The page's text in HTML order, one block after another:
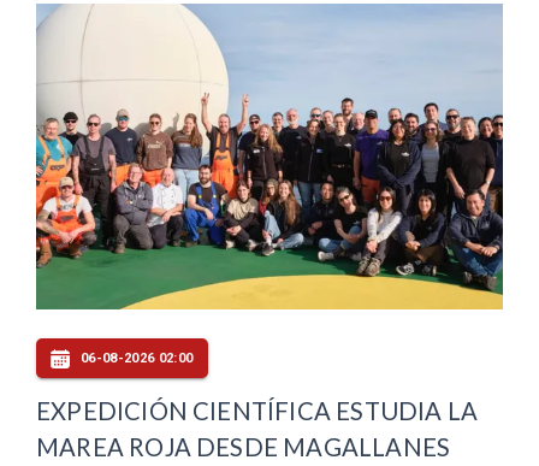
06-08-2026 02:00
EXPEDICIÓN CIENTÍFICA ESTUDIA LA
MAREA ROJA DESDE MAGALLANES